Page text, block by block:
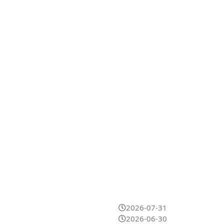
2026-07-31
2026-06-30